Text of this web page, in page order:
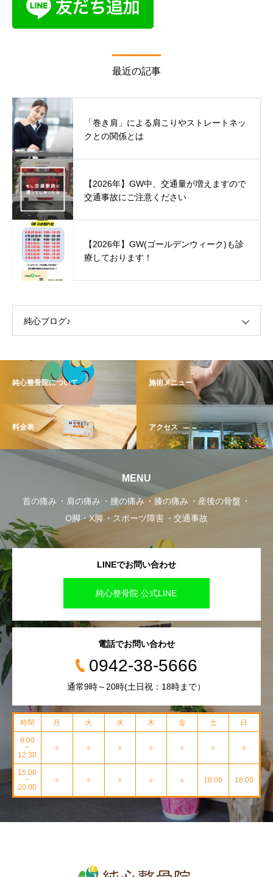
最近の記事
「巻き肩」による肩こりやストレートネッ
クとの関係とは
【2026年】GW中、交通量が増えますので
交通事故にご注意ください
【2026年】GW(ゴールデンウィーク)も診
療しております！
純心ブログ♪
純心整骨院について 施術メニュー
料金表 アクセス
MENU
首の痛み 肩の痛み 腰の痛み 膝の痛み
産後の骨盤
O脚・X脚
スポーツ障害 交通事故
LINEでお問い合わせ
純心整骨院 公式LINE
電話でお問い合わせ
0942-38-5666
通常9時～20時(土日祝：18時まで）
時間 月 火 水 木 金 土 日
9:00
~
12:30
○ ○ ○ ○ ○ ○ ○
15:00
~
20:00
○ ○ ○ ○ ○ 18:00 18:00